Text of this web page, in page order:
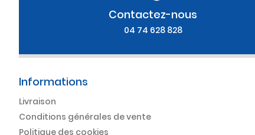
Contactez-nous
04 74 628 828
Informations
Livraison
Conditions générales de vente
Politique des cookies